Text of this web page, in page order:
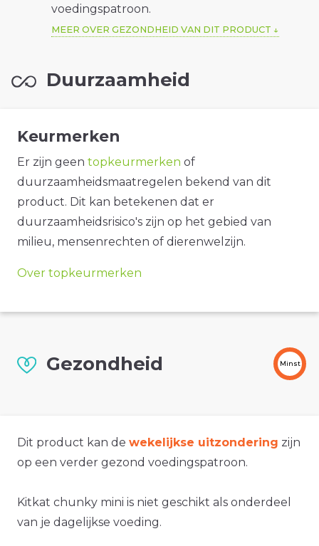
voedingspatroon.
MEER OVER GEZONDHEID VAN DIT PRODUCT
Duurzaamheid
Keurmerken
Er zijn geen topkeurmerken of
duurzaamheidsmaatregelen bekend van dit
product. Dit kan betekenen dat er
duurzaamheidsrisico's zijn op het gebied van
milieu, mensenrechten of dierenwelzijn.
Over topkeurmerken
Gezondheid Minst
Dit product kan de wekelijkse uitzondering zijn
op een verder gezond voedingspatroon.
Kitkat chunky mini is niet geschikt als onderdeel
van je dagelijkse voeding.